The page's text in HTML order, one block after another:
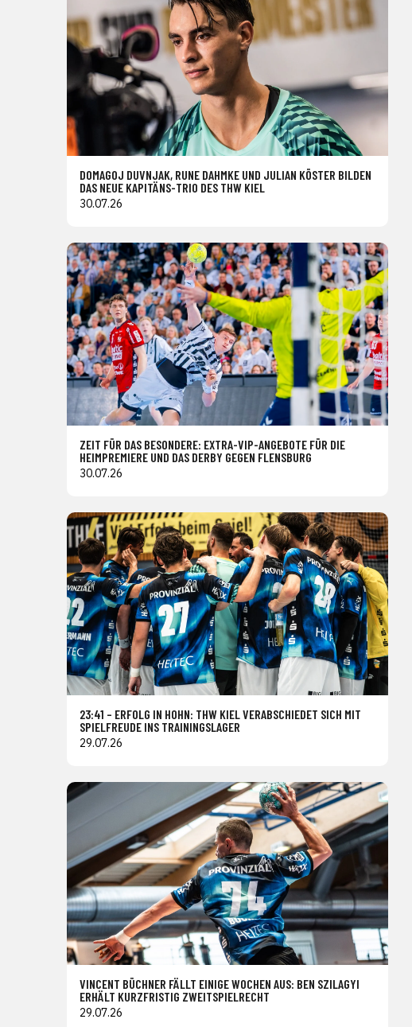
DOMAGOJ DUVNJAK, RUNE DAHMKE UND JULIAN KÖSTER BILDEN
DAS NEUE KAPITÄNS-TRIO DES THW KIEL
30.07.26
ZEIT FÜR DAS BESONDERE: EXTRA-VIP-ANGEBOTE FÜR DIE
HEIMPREMIERE UND DAS DERBY GEGEN FLENSBURG
30.07.26
23:41 – ERFOLG IN HOHN: THW KIEL VERABSCHIEDET SICH MIT
SPIELFREUDE INS TRAININGSLAGER
29.07.26
VINCENT BÜCHNER FÄLLT EINIGE WOCHEN AUS: BEN SZILAGYI
ERHÄLT KURZFRISTIG ZWEITSPIELRECHT
29.07.26